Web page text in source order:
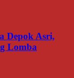
Depok Asri,
Lomba